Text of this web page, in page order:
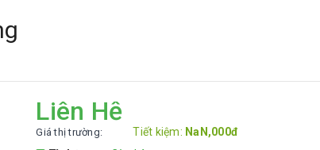
Liên Hệ
Giá thị trường: Tiết kiệm: NaN,000đ